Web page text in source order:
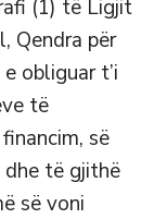
(1) të Ligjit
Qendra për
obliguar t’i
të
së
dhe të gjithë
së voni